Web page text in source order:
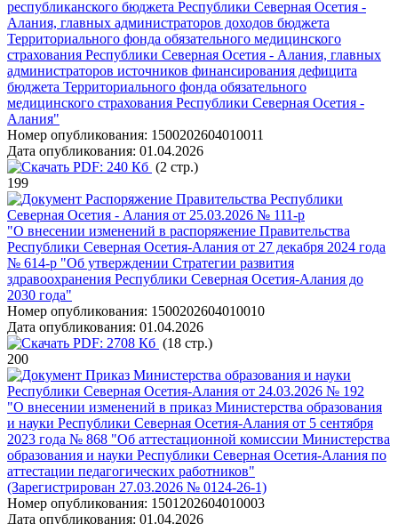
республиканского бюджета Республики Северная Осетия -
Алания, главных администраторов доходов бюджета
Территориального фонда обязательного медицинского
страхования Республики Северная Осетия - Алания, главных
администраторов источников финансирования дефицита
бюджета Территориального фонда обязательного
медицинского страхования Республики Северная Осетия -
Алания"
Номер опубликования: 1500202604010011
Дата опубликования: 01.04.2026
PDF: 240 Кб (2 стр.)
199
Распоряжение Правительства Республики
Северная Осетия - Алания от 25.03.2026 № 111-р
"О внесении изменений в распоряжение Правительства
Республики Северная Осетия-Алания от 27 декабря 2024 года
№ 614-р "Об утверждении Стратегии развития
здравоохранения Республики Северная Осетия-Алания до
2030 года"
Номер опубликования: 1500202604010010
Дата опубликования: 01.04.2026
PDF: 2708 Кб (18 стр.)
200
Приказ Министерства образования и науки
Республики Северная Осетия-Алания от 24.03.2026 № 192
"О внесении изменений в приказ Министерства образования
и науки Республики Северная Осетия-Алания от 5 сентября
2023 года № 868 "Об аттестационной комиссии Министерства
образования и науки Республики Северная Осетия-Алания по
аттестации педагогических работников"
(Зарегистрирован 27.03.2026 № 0124-26-1)
Номер опубликования: 1501202604010003
Дата опубликования: 01.04.2026